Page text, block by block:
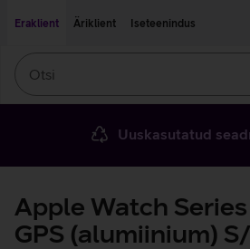
Eraklient
Äriklient Iseteenindus
Uuskasutatud
Apple Watch
GPS (alumiinium)